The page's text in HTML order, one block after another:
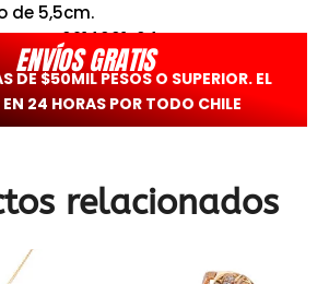
de 5,5cm.
GAR0214001-04
ENVÍOS GRATIS
DE $50MIL PESOS O SUPERIOR. EL
24 HORAS POR TODO CHILE
relacionados